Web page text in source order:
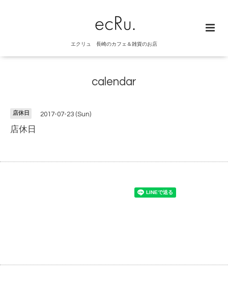
エクリュ 長崎のカフェ＆雑貨のお店
calendar
店休日 2017-07-23 (Sun)
店休日